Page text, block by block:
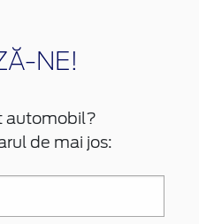
NE!
automobil?
de mai jos: